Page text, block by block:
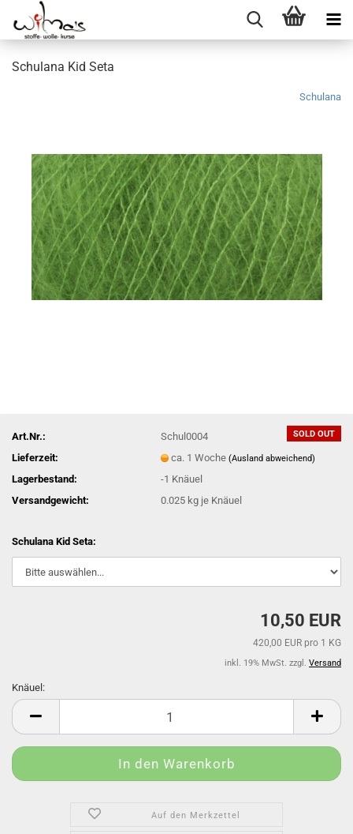
Schulana Kid Seta
Schulana
SOLD OUT
Art.Nr.:
Schul0004
Lieferzeit:
ca. 1 Woche(Ausland abweichend)
Lagerbestand: -1 Knäuel
Versandgewicht:
0.025 kg je Knäuel
Schulana Kid Seta:
10,50 EUR
420,00 EUR pro 1 KG
inkl. 19% MwSt. zzgl. Versand
Knäuel:
Knäuel
Auf den Merkzettel